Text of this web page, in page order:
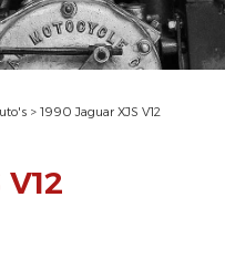
> 1990 Jaguar XJS V12